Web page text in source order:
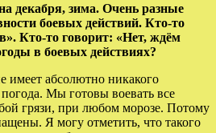
декабря, зима. Очень разные
боевых действий. Кто-то
Кто-то говорит: «Нет, ждём
в боевых действиях?
имеет абсолютно никакого
Мы готовы воевать все
грязи, при любом морозе. Потому
Я могу отметить, что такого